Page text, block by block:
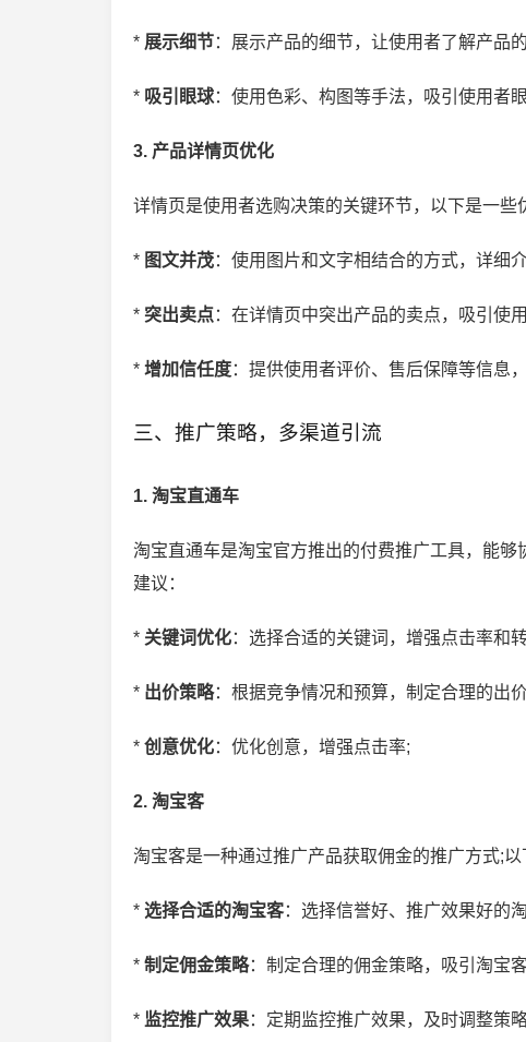
* 展示细节：展示产品的细节，让使用者了解产品
* 吸引眼球：使用色彩、构图等手法，吸引使用者
3. 产品详情页优化
详情页是使用者选购决策的关键环节，以下是一些
* 图文并茂：使用图片和文字相结合的方式，详细
* 突出卖点：在详情页中突出产品的卖点，吸引使
* 增加信任度：提供使用者评价、售后保障等信息
三、推广策略，多渠道引流
1. 淘宝直通车
淘宝直通车是淘宝官方推出的付费推广工具，能
建议：
* 关键词优化：选择合适的关键词，增强点击率和
* 出价策略：根据竞争情况和预算，制定合理的出
* 创意优化：优化创意，增强点击率;
2. 淘宝客
淘宝客是一种通过推广产品获取佣金的推广方式;以
* 选择合适的淘宝客：选择信誉好、推广效果好的
* 制定佣金策略：制定合理的佣金策略，吸引淘宝
* 监控推广效果：定期监控推广效果，及时调整策